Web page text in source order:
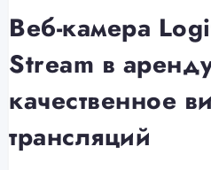
Веб-камера
Stream в
качественное
трансляций